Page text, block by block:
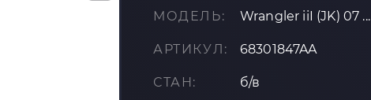
МОДЕЛЬ: Wrangler iiI (JK) 07 ...
АРТИКУЛ: 68301847AA
СТАН: б/в